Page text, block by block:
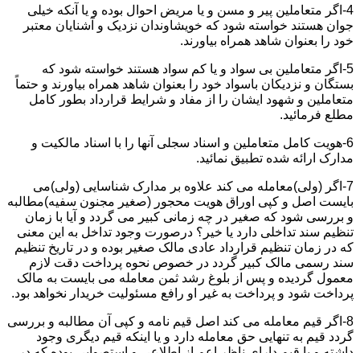
4-اگر متعاملین پیر و مسن و یا مریض احوال بوده و یا آنکه خیلی
جوان هستند خواسته شود که خویشاوندان نزدیک و آشنایان معتبر
خود را بعنوان شاهد همراه بیاورند.
5-اگر متعاملین بی سواد و یا کم سواد هستند خواسته شود که
بستگان و نزدیکان باسواد خود را بعنوان شاهد همراه بیاورند و حتماً
متعاملین و شهود ایشان را از مفاد و شرایط قرارداد بطور کامل
مطلع فرمائید.
6-هویت کامل متعاملین و اسناد سجلی آنها را با اسناد مالکیت و
مدارک ارائه شده تطبیق نمائید.
7-اگر (ولی)معامله می کند علاوه بر مدارک شناسایی (ولی)می
بایست اصل و کپی اوراق هویت محجور (صغیر مجنون سفیه)مطالبه
و بررسی شود که صغیر در چه زمانی کبیر می گردد و آیا با زمان
تنظیم سند تداخلی دارد یا خیر؟ درصورت وجود تداخل به این معنی
که در زمان تنظیم قرارداد عادی مالک صغیر بوده و در تاریخ تنظیم
سند رسمی مالک کبیر گردد در خصوص نحوه پرداخت دقت لازم
معمول گردیده و پس از بلوغ رشد ثمن معامله می بایست به مالک
پرداخت شود و پرداخت به غیر او رافع مسئولیت خریدار نخواهد بود.
8-اگر قیم معامله می کند اصل قیم نامه و کپی آن مطالبه و بررسی
گردد قیم به تنهایی حق معامله دارد و یا اینکه قیم دیگری وجود